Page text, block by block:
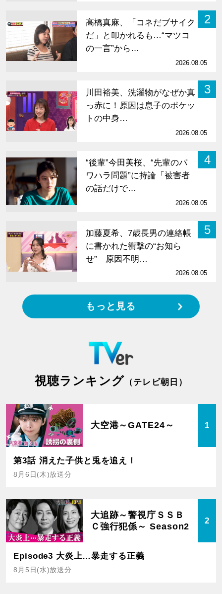
2
高橋真麻、「コネだブサイク
だ」と叩かれるも…“マツコ
の一言”から…
2026.08.05
3
川田裕美、洗濯物がなぜか真
っ赤に！原因は息子のポケッ
トの中身…
2026.08.05
4
“後輩”今田美桜、“先輩のパ
ワハラ問題”に持論「被害者
の話だけで…
2026.08.05
5
加藤夏希、7歳長男の連絡帳
に書かれた衝撃の“お知ら
せ” 原因不明…
2026.08.05
もっと見る
視聴ランキング （テレビ朝日）
大空港～GATE24～ 1
第3話 消えた子供と兎を追え！
8月6日(木)放送分
大追跡～警視庁ＳＳＢ
Ｃ強行犯係～ Season2
2
Episode3 大炎上…暴走する正義
8月5日(水)放送分